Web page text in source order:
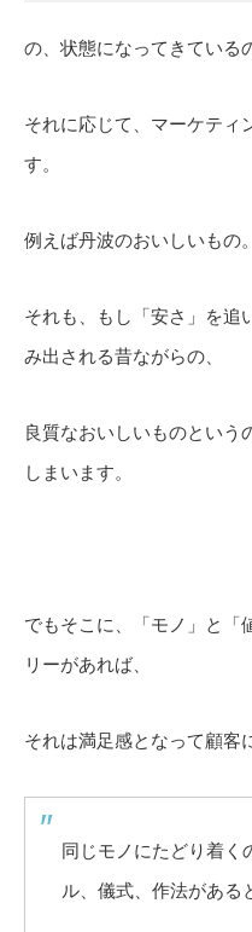
の、状態になってきている
それに応じて、マーケティ
す。
例えば丹波のおいしいもの。
それも、もし「安さ」を追
み出される昔ながらの、
良質なおいしいものという
しまいます。
でもそこに、「モノ」と「
リーがあれば、
それは満足感となって顧客
同じモノにたどり着く
ル、儀式、作法がある